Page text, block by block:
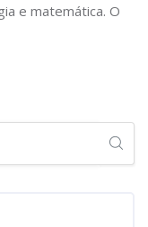
e matemática. O